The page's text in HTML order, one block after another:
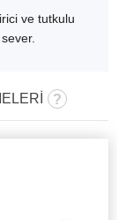
ve tutkulu